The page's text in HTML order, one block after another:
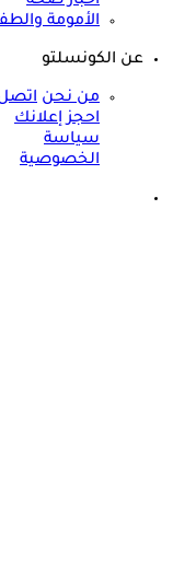
الأمومة
عن الكونسلتو
من نحن اتصل
احجز إعلانك
سياسة
الخصوصية